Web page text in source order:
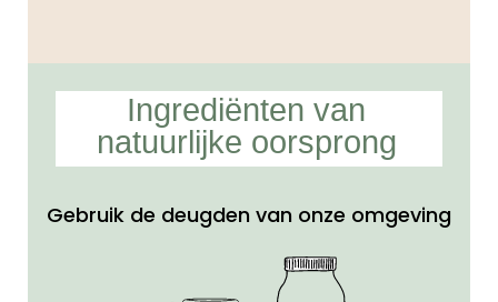
Ingrediënten van
natuurlijke oorsprong
Gebruik de deugden van onze omgeving